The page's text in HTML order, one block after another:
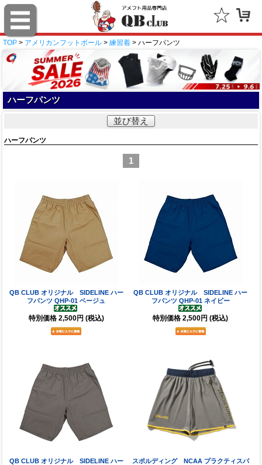
TOP > アメリカンフットボール > 練習着 > ハーフパンツ
ハーフパンツ
並び替え
ハーフパンツ
1
QB CLUB オリジナル SIDELINE ハー
フパンツ QHP-01 ベージュ
特別価格 2,500円 (税込)
QB CLUB オリジナル SIDELINE ハー
フパンツ QHP-01 ネイビー
特別価格 2,500円 (税込)
QB CLUB オリジナル SIDELINE ハー
スポルディング NCAA プラクティスパ